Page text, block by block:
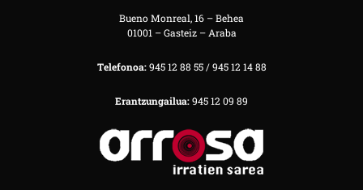
Bueno Monreal, 16 – Behea
01001 – Gasteiz – Araba
Telefonoa:945 12 88 55 / 945 12 14 88
Erantzungailua:945 12 09 89